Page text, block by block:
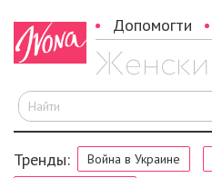
Допомогти
Тренды: Война в Украине